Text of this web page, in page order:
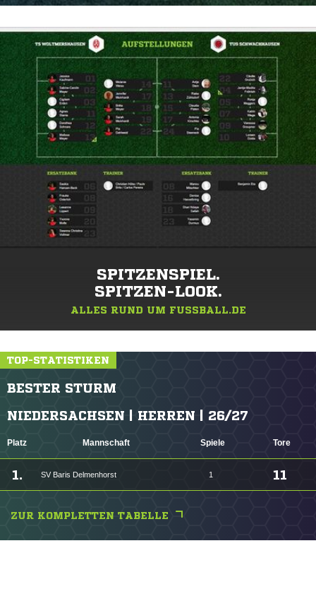
SPITZENSPIEL.
SPITZEN-LOOK.
ALLES RUND UM FUSSBALL.DE
TOP-STATISTIKEN
BESTER STURM
NIEDERSACHSEN | HERREN | 26/27
Platz Mannschaft Spiele Tore
1. SV Baris Delmenhorst 1 11
ZUR KOMPLETTEN TABELLE